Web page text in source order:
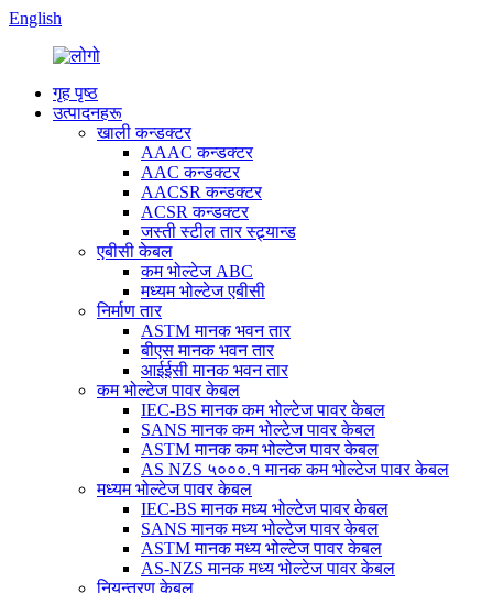
English
गृह पृष्ठ
उत्पादनहरू
खाली कन्डक्टर
AAAC कन्डक्टर
AAC कन्डक्टर
AACSR कन्डक्टर
ACSR कन्डक्टर
जस्ती स्टील तार स्ट्र्यान्ड
एबीसी केबल
कम भोल्टेज ABC
मध्यम भोल्टेज एबीसी
निर्माण तार
ASTM मानक भवन तार
बीएस मानक भवन तार
आईईसी मानक भवन तार
कम भोल्टेज पावर केबल
IEC-BS मानक कम भोल्टेज पावर केबल
SANS मानक कम भोल्टेज पावर केबल
ASTM मानक कम भोल्टेज पावर केबल
AS NZS ५०००.१ मानक कम भोल्टेज पावर केबल
मध्यम भोल्टेज पावर केबल
IEC-BS मानक मध्य भोल्टेज पावर केबल
SANS मानक मध्य भोल्टेज पावर केबल
ASTM मानक मध्य भोल्टेज पावर केबल
AS-NZS मानक मध्य भोल्टेज पावर केबल
नियन्त्रण केबल